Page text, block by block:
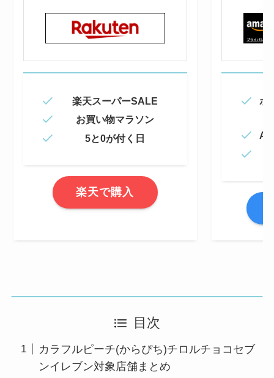
楽天スーパーSALE
お買い物マラソン
5と0が付く日
楽天で購入
ポ
目次
カラフルピーチ(からぴち)チロルチョコセブ
ンイレブン対象店舗まとめ